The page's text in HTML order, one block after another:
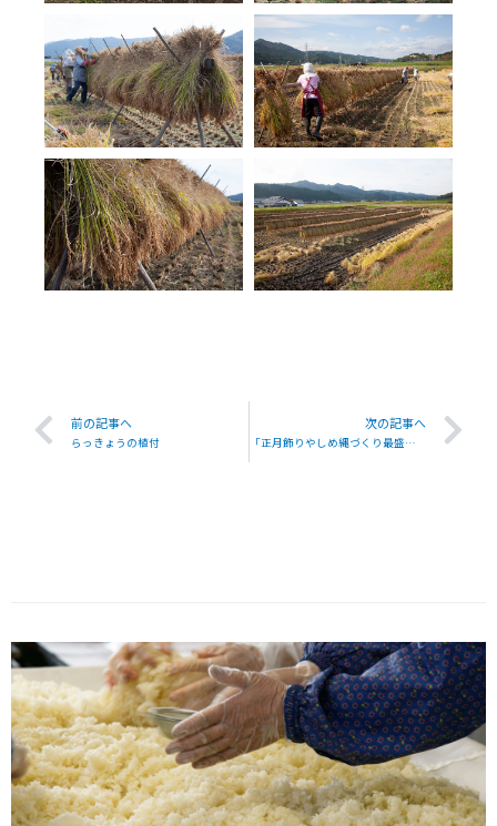
前の記事へ
らっきょうの植付
次の記事へ
「正月飾りやしめ縄づくり最盛期 各地の神社から注文」NHKにて紹介されました